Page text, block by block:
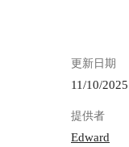
at
符号完美还
> <table>
更新日期
11/10/2025
提供者
Edward